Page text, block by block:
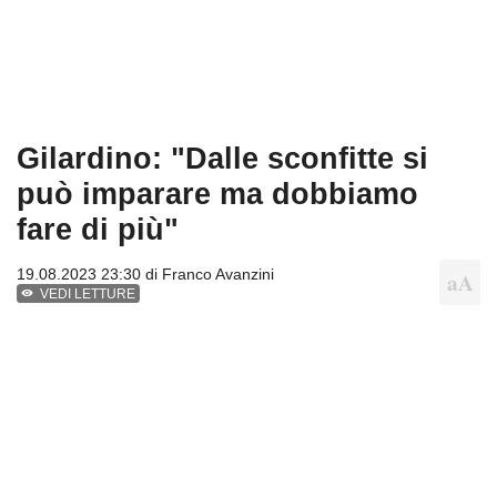
Gilardino: "Dalle sconfitte si
può imparare ma dobbiamo
fare di più"
19.08.2023 23:30 di Franco Avanzini
VEDI LETTURE